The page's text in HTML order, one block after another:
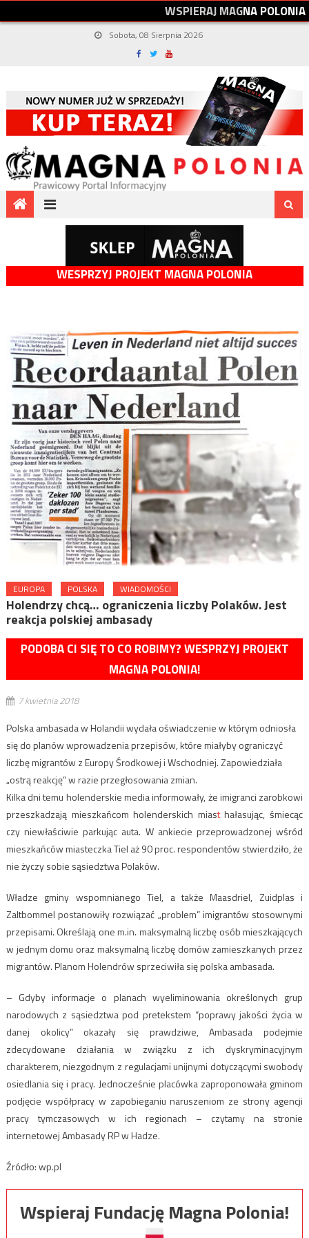
WSPIERAJMAGNAPOLONIA
Sobota, 08 Sierpnia 2026
WESPRZYJ PROJEKT MAGNA POLONIA
EUROPA POLSKA WIADOMOŚCI
Holendrzy chcą… ograniczenia liczby Polaków. Jest
reakcja polskiej ambasady
PODOBA CI SIĘ TO CO ROBIMY? WESPRZYJ PROJEKT
MAGNA POLONIA!
7 kwietnia 2018
Polska ambasada w Holandii wydała oświadczenie w którym odniosła
się do planów wprowadzenia przepisów, które miałyby ograniczyć
liczbę migrantów z Europy Środkowej i Wschodniej. Zapowiedziała
„ostrą reakcję” w razie przegłosowania zmian.
Kilka dni temu holenderskie media informowały, że imigranci zarobkowi
przeszkadzają mieszkańcom holenderskich miasthałasując, śmiecąc
czy niewłaściwie parkując auta. W ankiecie przeprowadzonej wśród
mieszkańców miasteczka Tiel aż 90 proc. respondentów stwierdziło, że
nie życzy sobie sąsiedztwa Polaków.
Władze gminy wspomnianego Tiel, a także Maasdriel, Zuidplas i
Zaltbommel postanowiły rozwiązać „problem” imigrantów stosownymi
przepisami. Określają one m.in. maksymalną liczbę osób mieszkających
w jednym domu oraz maksymalną liczbę domów zamieszkanych przez
migrantów. Planom Holendrów sprzeciwiła się polska ambasada.
– Gdyby informacje o planach wyeliminowania określonych grup
narodowych z sąsiedztwa pod pretekstem “poprawy jakości życia w
danej okolicy” okazały się prawdziwe, Ambasada podejmie
zdecydowane działania w związku z ich dyskryminacyjnym
charakterem, niezgodnym z regulacjami unijnymi dotyczącymi swobody
osiedlania się i pracy. Jednocześnie placówka zaproponowała gminom
podjęcie współpracy w zapobieganiu naruszeniom ze strony agencji
pracy tymczasowych w ich regionach – czytamy na stronie
internetowej Ambasady RP w Hadze.
Źródło: wp.pl
Wspieraj Fundację Magna Polonia!